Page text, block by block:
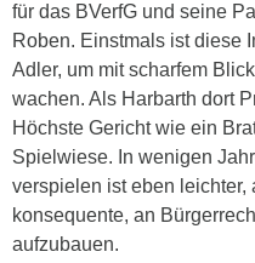
für das BVerfG und seine
Roben. Einstmals ist diese
Adler, um mit scharfem
wachen. Als Harbarth dort
Höchste Gericht wie ein
Spielwiese. In wenigen
verspielen ist eben leichter,
konsequente, an
aufzubauen.